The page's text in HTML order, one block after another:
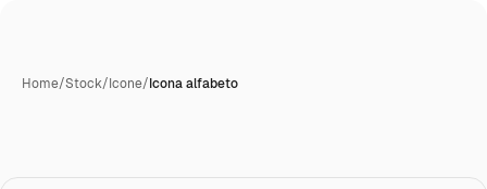
Home/Stock/Icone/Icona alfabeto